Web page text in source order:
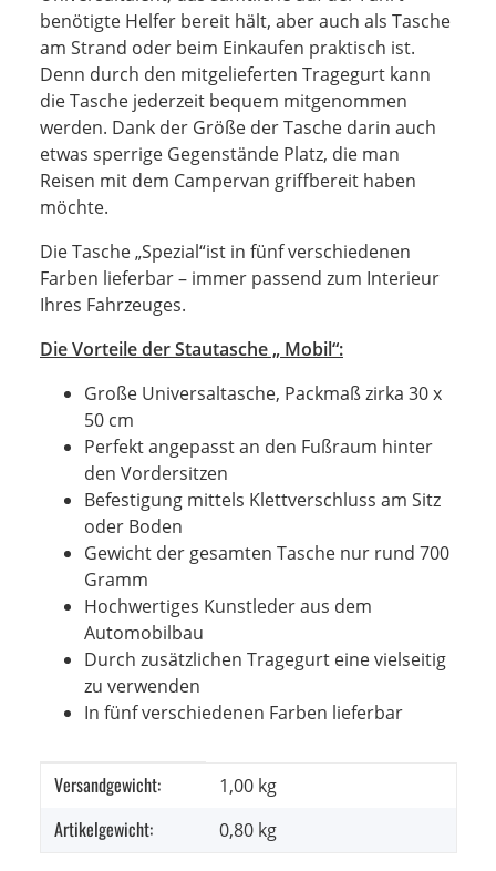
benötigte Helfer bereit hält, aber auch als Tasche
am Strand oder beim Einkaufen praktisch ist.
Denn durch den mitgelieferten Tragegurt kann
die Tasche jederzeit bequem mitgenommen
werden. Dank der Größe der Tasche darin auch
etwas sperrige Gegenstände Platz, die man
Reisen mit dem Campervan griffbereit haben
möchte.
Die Tasche „Spezial“ist in fünf verschiedenen
Farben lieferbar – immer passend zum Interieur
Ihres Fahrzeuges.
Die Vorteile der Stautasche „ Mobil“:
Große Universaltasche, Packmaß zirka 30 x
50 cm
Perfekt angepasst an den Fußraum hinter
den Vordersitzen
Befestigung mittels Klettverschluss am Sitz
oder Boden
Gewicht der gesamten Tasche nur rund 700
Gramm
Hochwertiges Kunstleder aus dem
Automobilbau
Durch zusätzlichen Tragegurt eine vielseitig
zu verwenden
In fünf verschiedenen Farben lieferbar
Produkteigenschaft
Wert
Versandgewicht: 1,00 kg
Artikelgewicht: 0,80 kg